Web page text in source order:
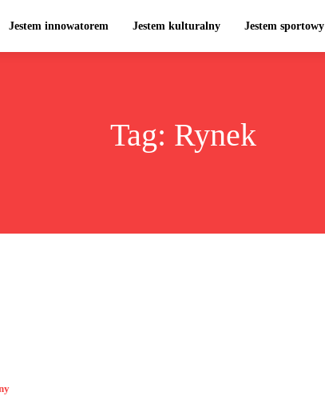
Jestem innowatorem Jestem kulturalny Jestem sportowy
Tag: Rynek